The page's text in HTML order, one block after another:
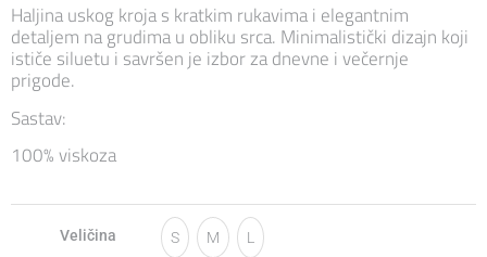
Haljina uskog kroja s kratkim rukavima i elegantnim
detaljem na grudima u obliku srca. Minimalistički dizajn koji
ističe siluetu i savršen je izbor za dnevne i večernje
prigode.
Sastav:
100% viskoza
Veličina S M L